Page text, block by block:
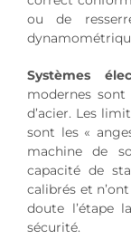
ou de
Systèmes
modernes sont
d’acier. Les
sont les «
machine de
capacité de
calibrés et
doute l’étape la
sécurité.